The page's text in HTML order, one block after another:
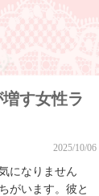
す女性ラ
2025/10/06
になりません
がいます。彼と